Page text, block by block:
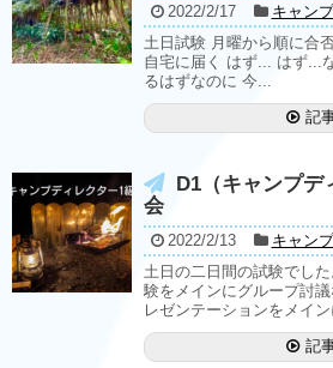
2022/2/17
キャン
土日試験 月曜から順に合
自宅に届く はず... はず...
るはずなのに 今...
記
D1（キャンプデ
会
2022/2/13
キャン
土日の二日間の試験でし
験をメインにグループ討
レゼンテーションをメイン
記